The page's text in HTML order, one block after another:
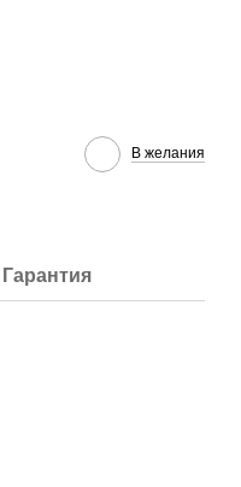
В желания
Гарантия